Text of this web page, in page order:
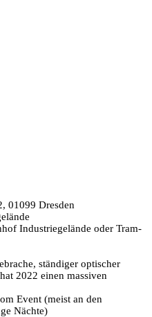
01099 Dresden
Industriegelände oder Tram-
ständiger optischer
2022 einen massiven
Event (meist an den
Nächte)